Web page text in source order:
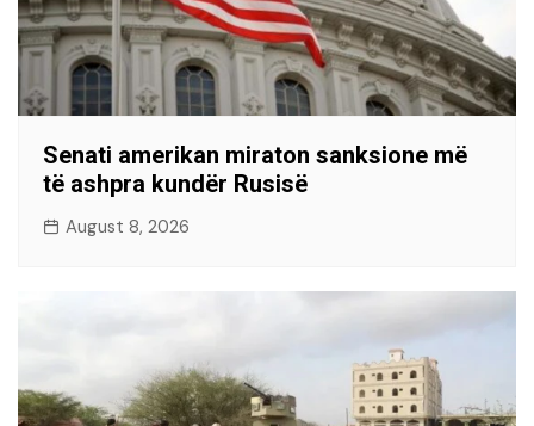
Senati amerikan miraton sanksione më
të ashpra kundër Rusisë
August 8, 2026